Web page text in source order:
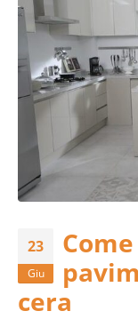
23
Giu
cera